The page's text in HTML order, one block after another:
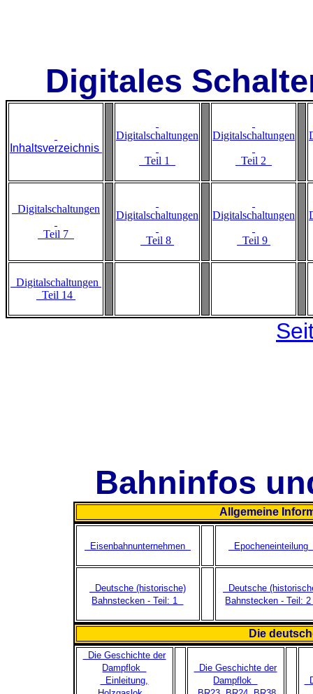
Digitales
Inhaltsverzeichnis
Digitalschaltungen
Teil 1
Digitalschaltungen
Teil 2
Digitalschaltungen
Teil 7
Digitalschaltungen
Teil 8
Digitalschaltungen
Teil 9
Digitalschaltungen
Teil 14
Bahninfos
Allgemeine
Eisenbahnunternehmen Epocheneinteilung
Deutsche (historische)
Bahnstecken - Teil: 1
Deutsche
Bahnstecken - Teil:
Die
Die Geschichte der
Dampflok
Einleitung,
Die Geschichte der
Dampflok